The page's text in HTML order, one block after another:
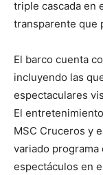
triple cascada en
transparente que
El barco cuenta
incluyendo las
espectaculares
El
MSC Cruceros y
variado programa
espectáculos en